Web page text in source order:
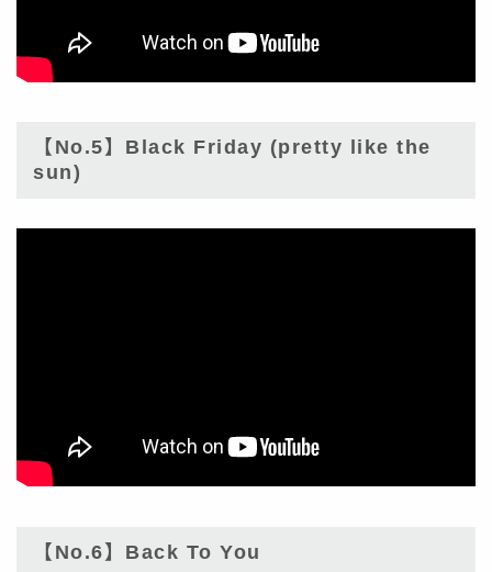
【No.5】Black Friday (pretty like the
sun)
【No.6】Back To You